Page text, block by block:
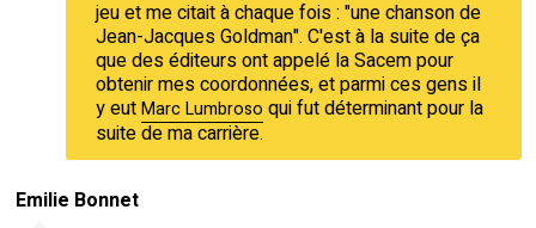
jeu et me citait à chaque fois : "une chanson de
Jean-Jacques Goldman". C'est à la suite de ça
que des éditeurs ont appelé la Sacem pour
obtenir mes coordonnées, et parmi ces gens il
y eutMarc Lumbroso qui fut déterminant pour la
suite de ma carrière.
Emilie Bonnet